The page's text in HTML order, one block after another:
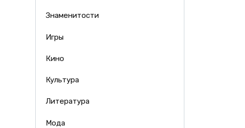
Знаменитости
Игры
Кино
Культура
Литература
Мода